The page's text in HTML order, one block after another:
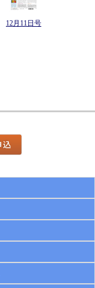
12月11日号